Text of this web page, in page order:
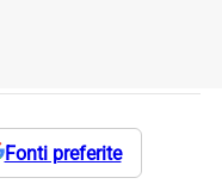
Fonti preferite